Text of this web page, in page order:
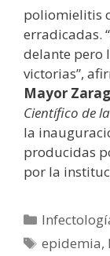
poliomielitis
erradicadas.
delante pero
victorias”,
Mayor
Científico de
la
producidas
por la
Categorías
Etiquetas
epidemia,